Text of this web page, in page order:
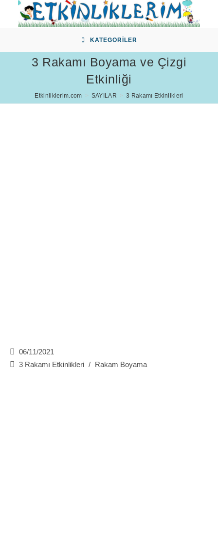
KATEGORILER
3 Rakamı Boyama ve Çizgi
Etkinliği
Etkinliklerim.com > SAYILAR > 3 Rakamı Etkinlikleri
Post
published:
06/11/2021
Post3 Rakamı Etkinlikleri / Rakam Boyama